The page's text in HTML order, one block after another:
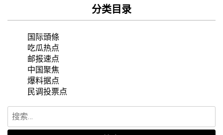
分类目录
国际頭條
吃瓜热点
邮报速点
中国聚焦
爆料据点
民调投票点
搜
索：